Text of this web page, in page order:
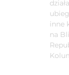
inne
na